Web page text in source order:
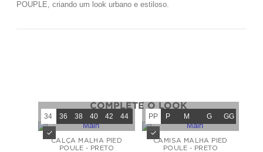
POUPLE, criando um look urbano e estiloso.
COMPLETE O LOOK
34 36 38 40 42 44
CALÇA MALHA PIED
POULE - PRETO
PP P M G GG
CAMISA MALHA PIED
POULE - PRETO